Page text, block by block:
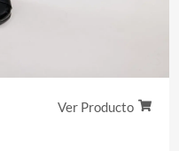
Ver Producto